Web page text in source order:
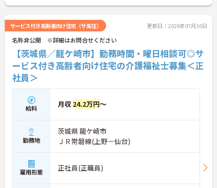
サービス付き高齢者向け住宅（サ高住） 更新日：2026年07月10日
名称非公開 ※詳細はお問合せください
【茨城県／龍ケ崎市】勤務時間・曜日相談可◎サ
ービス付き高齢者向け住宅の介護福祉士募集＜正
社員＞
給料 月収 24.2万円～
勤務地
茨城県 龍ケ崎市
ＪＲ常磐線(上野－仙台)
雇用形態 正社員(正職員)